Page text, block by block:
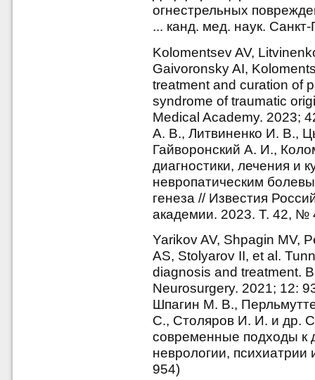
огнестрельных
... канд. мед. наук.
Kolomentsev AV,
Gaivoronsky AI,
treatment and curation of
syndrome of traumatic
Medical Academy. 2023;
А. В., Литвиненко И. В.,
Гайворонский А. И.,
диагностики, лечения и
невропатическим
генеза // Известия
академии. 2023. Т. 42, №
Yarikov AV, Shpagin MV,
AS, Stolyarov II, et al.
diagnosis and treatment.
Neurosurgery. 2021; 12:
Шпагин М. В.,
С., Столяров И. И. и др.
современные подходы к
неврологии,
954)